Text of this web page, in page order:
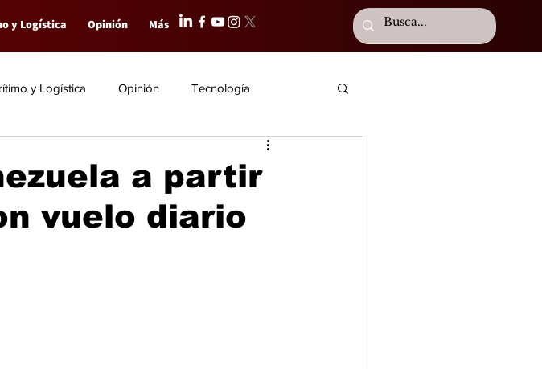
y Logística Opinión Más
y Logística Opinión Tecnología
a partir
vuelo diario